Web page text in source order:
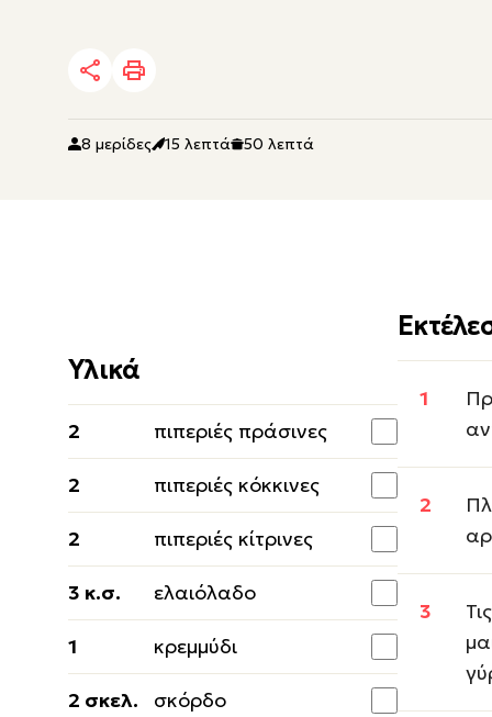
8 μερίδες 15 λεπτά 50 λεπτά
Υλικά
2 πιπεριές πράσινες
2 πιπεριές κόκκινες
2 πιπεριές κίτρινες
3 κ.σ. ελαιόλαδο
1 κρεμμύδι
2 σκελ. σκόρδο